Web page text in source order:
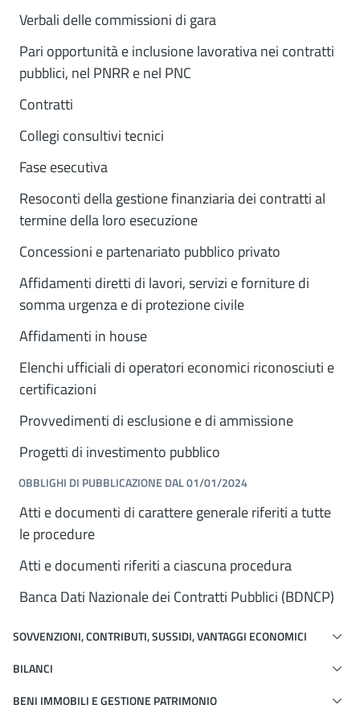
Verbali delle commissioni di gara
Pari opportunità e inclusione lavorativa nei contratti
pubblici, nel PNRR e nel PNC
Contratti
Collegi consultivi tecnici
Fase esecutiva
Resoconti della gestione finanziaria dei contratti al
termine della loro esecuzione
Concessioni e partenariato pubblico privato
Affidamenti diretti di lavori, servizi e forniture di
somma urgenza e di protezione civile
Affidamenti in house
Elenchi ufficiali di operatori economici riconosciuti e
certificazioni
Provvedimenti di esclusione e di ammissione
Progetti di investimento pubblico
OBBLIGHI DI PUBBLICAZIONE DAL 01/01/2024
Atti e documenti di carattere generale riferiti a tutte
le procedure
Atti e documenti riferiti a ciascuna procedura
Banca Dati Nazionale dei Contratti Pubblici (BDNCP)
SOVVENZIONI, CONTRIBUTI, SUSSIDI, VANTAGGI ECONOMICI
BILANCI
BENI IMMOBILI E GESTIONE PATRIMONIO